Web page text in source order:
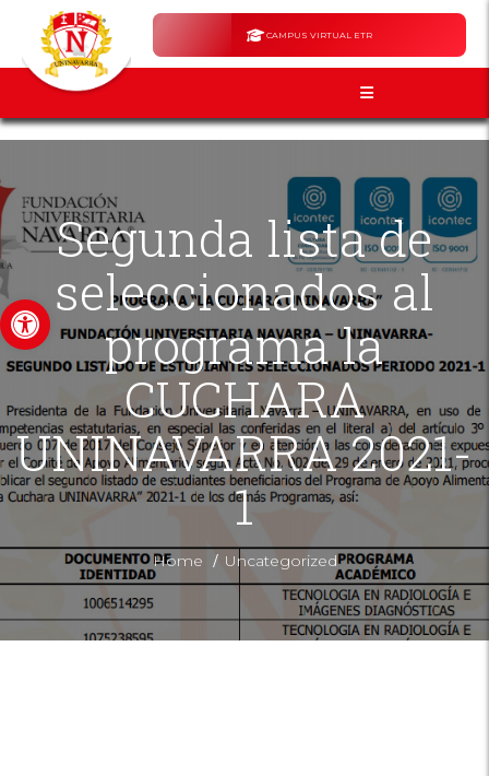
Abrir barra de herramientas
CAMPUS VIRTUAL ETR
Segunda lista de
seleccionados al
programa la
CUCHARA
UNINAVARRA 2021-
1
Home / Uncategorized